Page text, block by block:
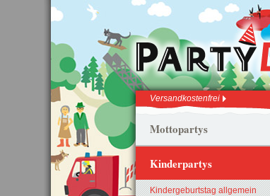
Versandkostenfrei
Mottopartys
Kinderpartys
Kindergeburtstag allgemein